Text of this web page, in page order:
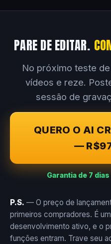
PARE DE EDITAR.
No próximo teste
vídeos e reze.
sessão de
QUERO O AI
—
Garantia de 7 dias
P.S. — O preço de
primeiros compradores. É
desenvolvimento ativo, e o
funções entram. Trave seu